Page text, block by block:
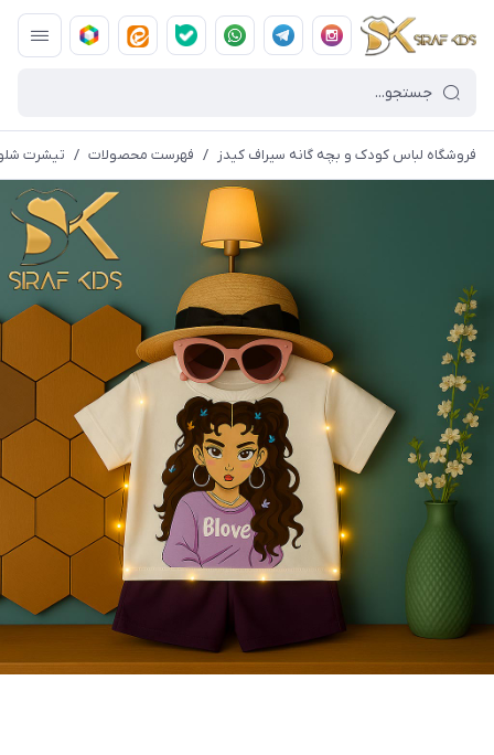
فروشگاه لباس کودک و بچه گانه سیراف کیدز / فهرست محصولات / تیشرت